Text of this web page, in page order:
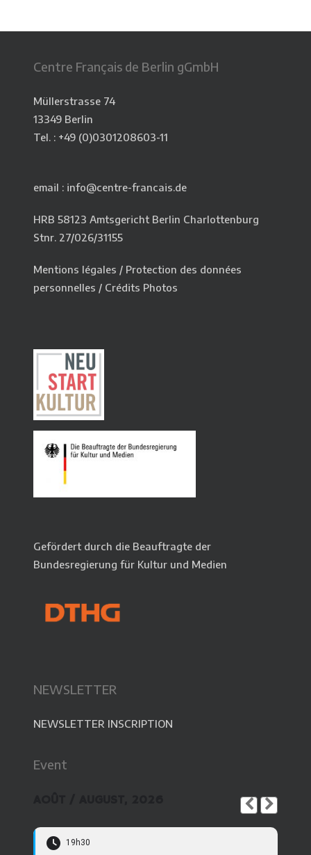
Centre Français de Berlin gGmbH
Müllerstrasse 74
13349 Berlin
Tel. : +49 (0)0301208603-11
email : info@centre-francais.de
HRB 58123 Amtsgericht Berlin Charlottenburg
Stnr. 27/026/31155
Mentions légales / Protection des données
personnelles / Crédits Photos
Gefördert durch die Beauftragte der
Bundesregierung für Kultur und Medien
NEWSLETTER
NEWSLETTER INSCRIPTION
Event
19h30